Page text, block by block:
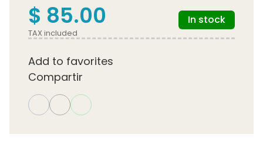
$ 85.00
TAX included
In stock
Add to favorites
Compartir